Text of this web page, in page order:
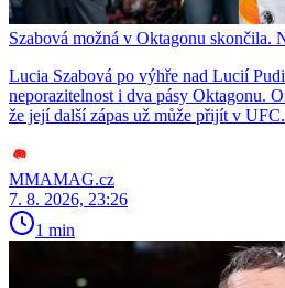
Szabová možná v Oktagonu
Lucia Szabová po výhře nad Lucií
neporazitelnost i dva pásy Oktagonu.
že její další zápas už může přijít v UFC.
MMAMAG.cz
7. 8. 2026, 23:26
1 min